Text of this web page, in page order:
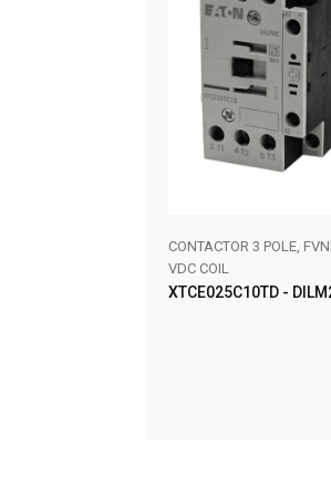
CONTACTOR 3 POLE,
VDC COIL
XTCE025C10TD -